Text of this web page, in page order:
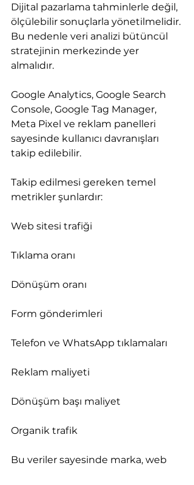
Dijital pazarlama tahminlerle değil,
ölçülebilir sonuçlarla yönetilmelidir.
Bu nedenle veri analizi bütüncül
stratejinin merkezinde yer
almalıdır.
Google Analytics, Google Search
Console, Google Tag Manager,
Meta Pixel ve reklam panelleri
sayesinde kullanıcı davranışları
takip edilebilir.
Takip edilmesi gereken temel
metrikler şunlardır:
Web sitesi trafiği
Tıklama oranı
Dönüşüm oranı
Form gönderimleri
Telefon ve WhatsApp tıklamaları
Reklam maliyeti
Dönüşüm başı maliyet
Organik trafik
Bu veriler sayesinde marka, web